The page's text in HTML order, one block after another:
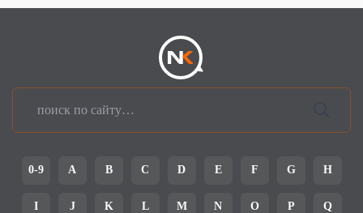
0-9 A B C D E F G H
I J K L M N O P Q